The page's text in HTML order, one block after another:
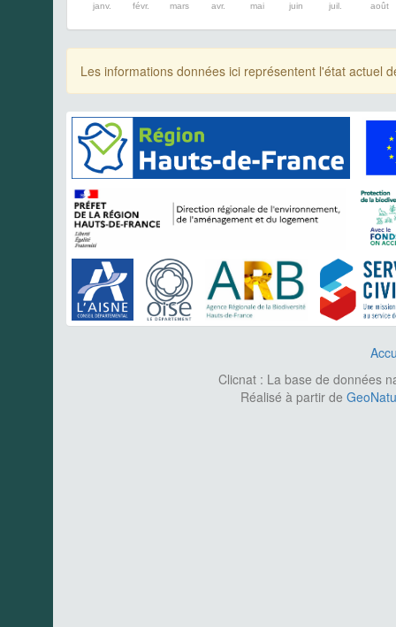
janv. févr. mars avr. mai juin juil. août
Les informations données ici représentent l'état actuel
Clicnat : La base de données
Réalisé à partir de